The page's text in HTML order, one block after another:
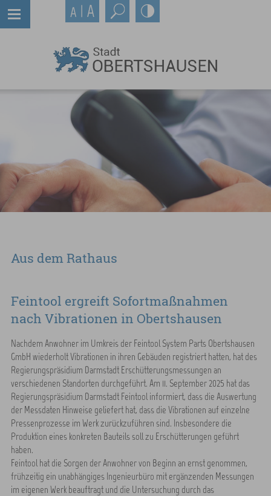
Aus dem Rathaus
Feintool ergreift Sofortmaßnahmen
nach Vibrationen in Obertshausen
Nachdem Anwohner im Umkreis der Feintool System Parts Obertshausen
GmbH wiederholt Vibrationen in ihren Gebäuden registriert hatten, hat des
Regierungspräsidium Darmstadt Erschütterungsmessungen an
verschiedenen Standorten durchgeführt. Am 11. September 2025 hat das
Regierungspräsidium Darmstadt Feintool informiert, dass die Auswertung
der Messdaten Hinweise geliefert hat, dass die Vibrationen auf einzelne
Pressenprozesse im Werk zurückzuführen sind. Insbesondere die
Produktion eines konkreten Bauteils soll zu Erschütterungen geführt
haben.
Feintool hat die Sorgen der Anwohner von Beginn an ernst genommen,
frühzeitig ein unabhängiges Ingenieurbüro mit ergänzenden Messungen
im eigenen Werk beauftragt und die Untersuchung durch das